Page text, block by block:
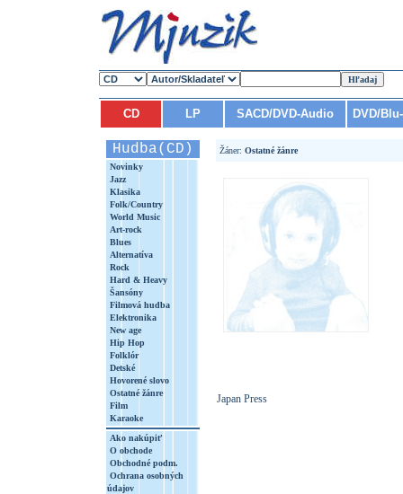
CD LP SACD/DVD-Audio DVD/
Hudba(CD)
Novinky
Jazz
Klasika
Folk/Country
World Music
Art-rock
Blues
Alternatíva
Rock
Hard & Heavy
Šansóny
Filmová hudba
Elektronika
New age
Hip Hop
Folklór
Detské
Hovorené slovo
Ostatné žánre
Film
Karaoke
Ako nakúpiť
O obchode
Obchodné podm.
Ochrana osobných
údajov
Žáner: Ostatné žánre
Japan Press